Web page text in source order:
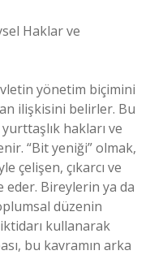
Haklar ve
yönetim biçimini
ilişkisini belirler. Bu
hakları ve
“Bit yeniği” olmak,
çelişen, çıkarcı ve
eder. Bireylerin ya da
düzenin
kullanarak
bu kavramın arka